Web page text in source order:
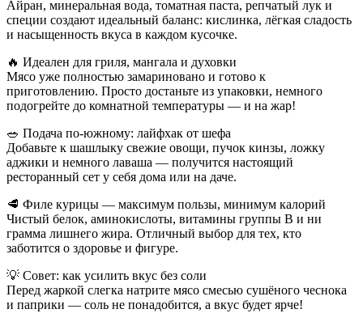
Айран, минеральная вода, томатная паста, репчатый лук и
специи создают идеальный баланс: кислинка, лёгкая сладость
и насыщенность вкуса в каждом кусочке.
🔥 Идеален для гриля, мангала и духовки
Мясо уже полностью замариновано и готово к
приготовлению. Просто достаньте из упаковки, немного
подогрейте до комнатной температуры — и на жар!
🥗 Подача по-южному: лайфхак от шефа
Добавьте к шашлыку свежие овощи, пучок кинзы, ложку
аджики и немного лаваша — получится настоящий
ресторанный сет у себя дома или на даче.
🥩 Филе курицы — максимум пользы, минимум калорий
Чистый белок, аминокислоты, витамины группы B и ни
грамма лишнего жира. Отличный выбор для тех, кто
заботится о здоровье и фигуре.
💡 Совет: как усилить вкус без соли
Перед жаркой слегка натрите мясо смесью сушёного чеснока
и паприки — соль не понадобится, а вкус будет ярче!